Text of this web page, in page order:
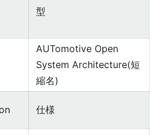
型
AUTomotive Open
System Architecture(短
縮名)
仕様